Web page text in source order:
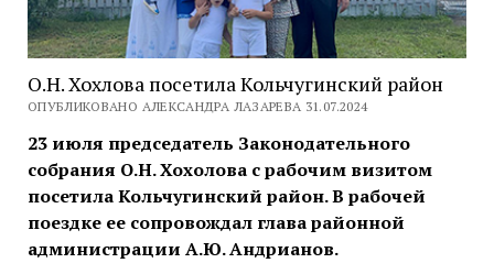
О.Н. Хохлова посетила Кольчугинский район
ОПУБЛИКОВАНО АЛЕКСАНДРА ЛАЗАРЕВА 31.07.2024
23 июля председатель Законодательного
собрания О.Н. Хохолова с рабочим визитом
посетила Кольчугинский район. В рабочей
поездке ее сопровождал глава районной
администрации А.Ю. Андрианов.